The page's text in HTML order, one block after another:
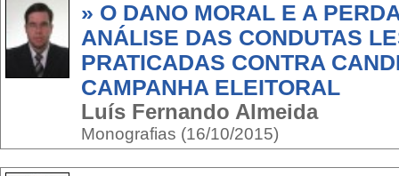
» O DANO MORAL E A
ANÁLISE DAS CONDUTAS
PRATICADAS CONTRA
CAMPANHA ELEITORAL
Luís Fernando Almeida
Monografias (16/10/2015)